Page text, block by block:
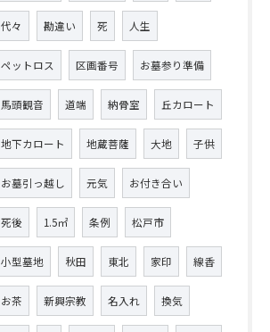
代々 勘違い 死 人生
ペットロス 区画番号 お墓参り準備
馬頭観音 道端 納骨室 丘カロート
地下カロート 地蔵菩薩 大地 子供
お墓引っ越し 元気 お付き合い
死後 1.5㎡ 条例 松戸市
小型墓地 秋田 東北 家印 線香
お茶 新興宗教 名入れ 換気